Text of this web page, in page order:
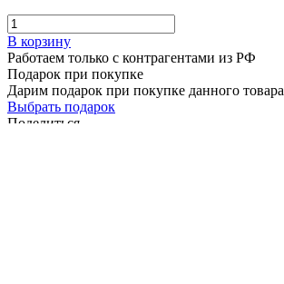
В корзину
Работаем только с контрагентами из РФ
Подарок при покупке
Дарим подарок при покупке данного товара
Выбрать подарок
Поделиться